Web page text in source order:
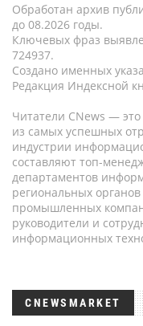
Обработан архив
до 08.2026 годы.
Ключевых фраз
724937.
Создано именных
Редакция Индексной
Читатели CNews —
из самых успешных
индустрии
составляют топ-
департаментов
региональных органов
промышленных
руководители и
информационных
CNEWSMARKET